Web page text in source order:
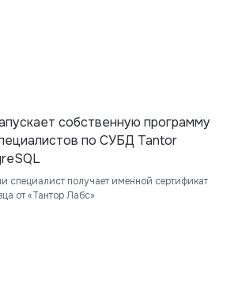
собственную программу
по СУБД Tantor
специалист получает именной сертификат
от «Тантор Лабс»